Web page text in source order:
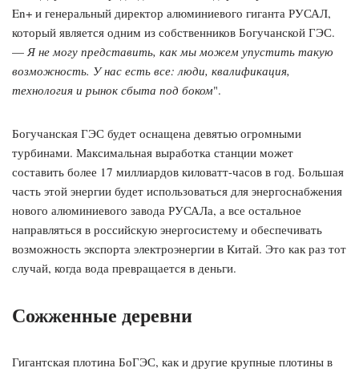
En+ и генеральный директор алюминиевого гиганта РУСАЛ,
который является одним из собственников Богучанской ГЭС.
—Я не могу представить, как мы можем упустить такую
возможность. У нас есть все: люди, квалификация,
технология и рынок сбыта под боком".
Богучанская ГЭС будет оснащена девятью огромными
турбинами. Максимальная выработка станции может
составить более 17 миллиардов киловатт-часов в год. Большая
часть этой энергии будет использоваться для энергоснабжения
нового алюминиевого завода РУСАЛа, а все остальное
направляться в российскую энергосистему и обеспечивать
возможность экспорта электроэнергии в Китай. Это как раз тот
случай, когда вода превращается в деньги.
Сожженные деревни
Гигантская плотина БоГЭС, как и другие крупные плотины в